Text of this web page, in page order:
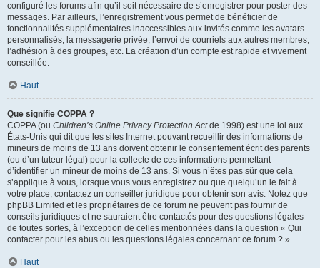
configuré les forums afin qu’il soit nécessaire de s’enregistrer pour poster des
messages. Par ailleurs, l’enregistrement vous permet de bénéficier de
fonctionnalités supplémentaires inaccessibles aux invités comme les avatars
personnalisés, la messagerie privée, l’envoi de courriels aux autres membres,
l’adhésion à des groupes, etc. La création d’un compte est rapide et vivement
conseillée.
Haut
Que signifie COPPA ?
COPPA (ou Children’s Online Privacy Protection Actde 1998) est une loi aux
États-Unis qui dit que les sites Internet pouvant recueillir des informations de
mineurs de moins de 13 ans doivent obtenir le consentement écrit des parents
(ou d’un tuteur légal) pour la collecte de ces informations permettant
d’identifier un mineur de moins de 13 ans. Si vous n’êtes pas sûr que cela
s’applique à vous, lorsque vous vous enregistrez ou que quelqu’un le fait à
votre place, contactez un conseiller juridique pour obtenir son avis. Notez que
phpBB Limited et les propriétaires de ce forum ne peuvent pas fournir de
conseils juridiques et ne sauraient être contactés pour des questions légales
de toutes sortes, à l’exception de celles mentionnées dans la question « Qui
contacter pour les abus ou les questions légales concernant ce forum ? ».
Haut